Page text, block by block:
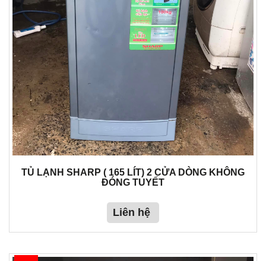
TỦ LẠNH SHARP ( 165 LÍT) 2 CỬA DÒNG KHÔNG
ĐÓNG TUYẾT
Liên hệ